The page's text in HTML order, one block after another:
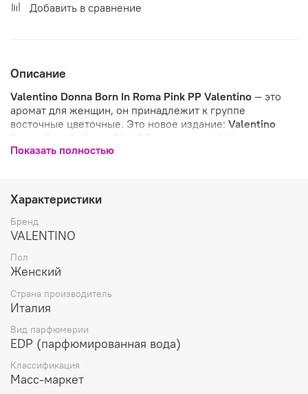
Добавить в сравнение
Описание
Valentino Donna Born In Roma Pink PP Valentino — это
аромат для женщин, он принадлежит к группе
восточные цветочные. Это новое издание: Valentino
Верхняя нота: Калабрийский мандарин; средняя нота:
Показать полностью
Характеристики
Бренд
VALENTINO
Пол
Женский
Страна производитель
Италия
Вид парфюмерии
EDP (парфюмированная вода)
Классификация
Масс-маркет